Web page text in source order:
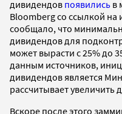
дивидендов появились в
Bloomberg со ссылкой на
сообщало, что
дивидендов для
может вырасти с 25% до
данным источников,
дивидендов является
рассчитывает
Вскоре после этого